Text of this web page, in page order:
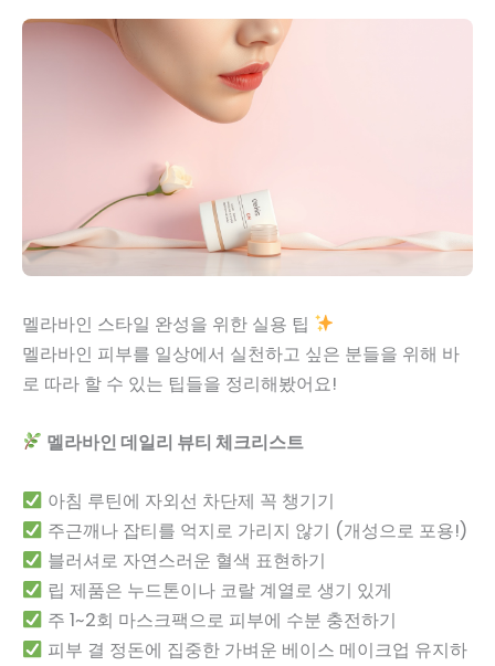
멜라바인 스타일 완성을 위한 실용 팁
멜라바인 피부를 일상에서 실천하고 싶은 분들을 위해 바
로 따라 할 수 있는 팁들을 정리해봤어요!
멜라바인 데일리 뷰티 체크리스트
아침 루틴에 자외선 차단제 꼭 챙기기
주근깨나 잡티를 억지로 가리지 않기 (개성으로 포용!)
블러셔로 자연스러운 혈색 표현하기
립 제품은 누드톤이나 코랄 계열로 생기 있게
주 1~2회 마스크팩으로 피부에 수분 충전하기
피부 결 정돈에 집중한 가벼운 베이스 메이크업 유지하